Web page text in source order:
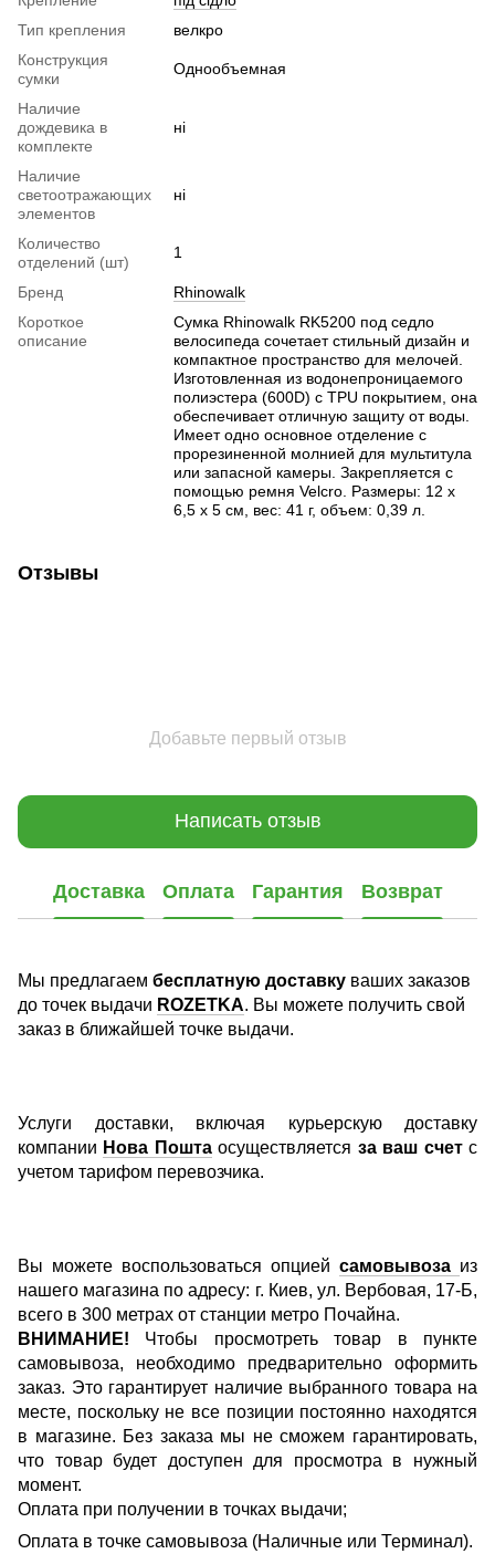
Тип крепления
велкро
Конструкция
сумки
Однообъемная
Наличие
дождевика в
комплекте
ні
Наличие
светоотражающих
элементов
ні
Количество
отделений (шт)
1
Бренд
Rhinowalk
Короткое
описание
Сумка Rhinowalk RK5200 под седло
велосипеда сочетает стильный дизайн и
компактное пространство для мелочей.
Изготовленная из водонепроницаемого
полиэстера (600D) с TPU покрытием, она
обеспечивает отличную защиту от воды.
Имеет одно основное отделение с
прорезиненной молнией для мультитула
или запасной камеры. Закрепляется с
помощью ремня Velcro. Размеры: 12 x
6,5 x 5 см, вес: 41 г, объем: 0,39 л.
Отзывы
Добавьте первый отзыв
Написать отзыв
Доставка Оплата Гарантия Возврат
Мы предлагаем бесплатную доставку ваших заказов
до точек выдачи ROZETKA. Вы можете получить свой
заказ в ближайшей точке выдачи.
Услуги доставки, включая курьерскую доставку
компании Нова Поштаосуществляется за ваш счетс
учетом тарифом перевозчика.
Вы можете воспользоваться опцией самовывоза из
нашего магазина по адресу: г. Киев, ул. Вербовая, 17-Б,
всего в 300 метрах от станции метро Почайна.
ВНИМАНИЕ! Чтобы просмотреть товар в пункте
самовывоза, необходимо предварительно оформить
заказ. Это гарантирует наличие выбранного товара на
месте, поскольку не все позиции постоянно находятся
в магазине. Без заказа мы не сможем гарантировать,
что товар будет доступен для просмотра в нужный
момент.
Оплата при получении в точках выдачи;
Оплата в точке самовывоза (Наличные или Терминал).